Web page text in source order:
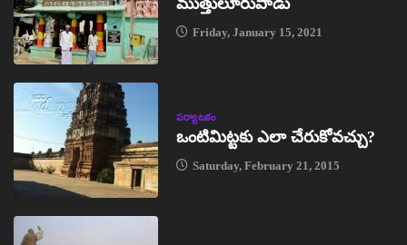
ముత్తులూరుపాడు
Friday, January 15, 2021
పర్యాటకం
ఒంటిమిట్టకు ఎలా చేరుకోవచ్చు?
Saturday, February 21, 2015